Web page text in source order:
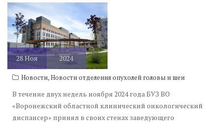
28Ноя 2024
Новости,Новости отделения опухолей головы и шеи
В течение двух недель ноября 2024 года БУЗ ВО
«Воронежский областной клинический онкологический
диспансер» принял в своих стенах заведующего